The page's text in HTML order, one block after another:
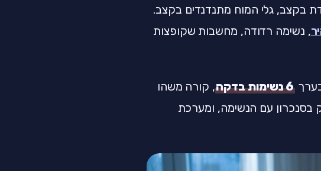
בקצב, גלי המוח מתנדנדים בקצב.
, נשימה רדודה, מחשבות שקופצות
6 נשימות בדקה
, קורה משהו
בסנכרון עם הנשימה, ומערכת